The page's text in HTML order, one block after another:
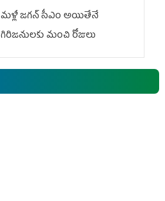
మళ్లీ జగన్ సీఎం అయితేనే
గిరిజనులకు మంచి రోజులు